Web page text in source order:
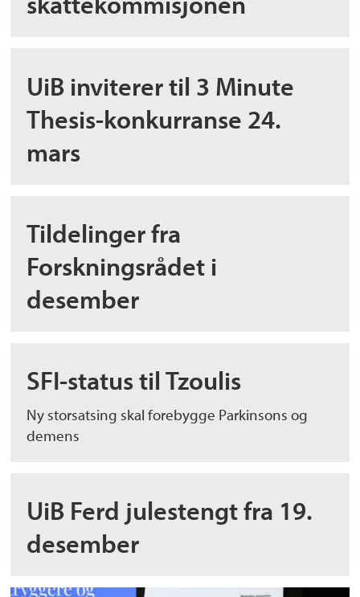
UiB inviterer til 3 Minute
Thesis-konkurranse 24.
mars
Tildelinger fra
Forskningsrådet i
desember
SFI-status til Tzoulis
Ny storsatsing skal forebygge Parkinsons og
demens
UiB Ferd julestengt fra 19.
desember